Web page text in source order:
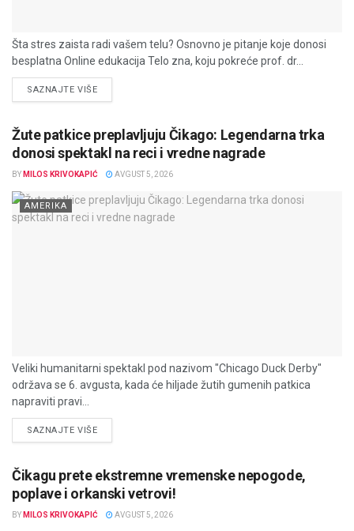
Šta stres zaista radi vašem telu? Osnovno je pitanje koje donosi
besplatna Online edukacija Telo zna, koju pokreće prof. dr...
SAZNAJTE VIŠEDETAILS
Žute patkice preplavljuju Čikago: Legendarna trka
donosi spektakl na reci i vredne nagrade
BY MILOS KRIVOKAPIĆ AVGUST 5, 2026
AMERIKA
Veliki humanitarni spektakl pod nazivom "Chicago Duck Derby"
održava se 6. avgusta, kada će hiljade žutih gumenih patkica
napraviti pravi...
SAZNAJTE VIŠEDETAILS
Čikagu prete ekstremne vremenske nepogode,
poplave i orkanski vetrovi!
BY MILOS KRIVOKAPIĆ AVGUST 5, 2026